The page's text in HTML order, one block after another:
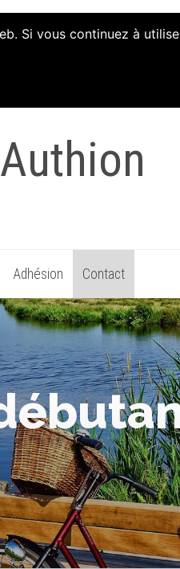
Adhésion Contact
Si vous continuez à